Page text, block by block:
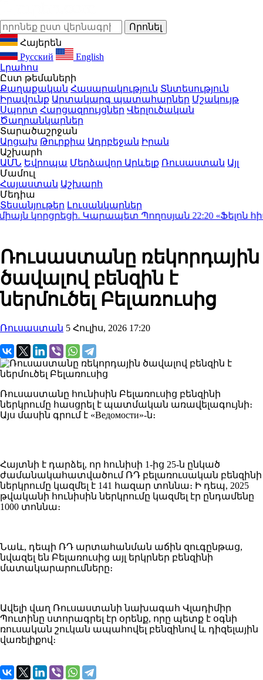
Հայերեն
Русский
English
Լրահոս
Ըստ թեմաների
Քաղաքական Հասարակություն Տնտեսություն
Իրավունք Արտակարգ պատահարներ Մշակույթ
Սպորտ Հարցազրույցներ Վերլուծական
Ծաղրանկարներ
Տարածաշրջան
Արցախ Թուրքիա Ադրբեջան Իրան
Աշխարհ
ԱՄՆ Եվրոպա Մերձավոր Արևելք Ռուսաստան Այլ
Մամուլ
Հայաստան Աշխարհ
Մեդիա
Տեսանյութեր Լուսանկարներ
կորցրեցի. Կարապետ Պողոսյան22:20«Ֆելոն
Ռուսաստանը ռեկորդային
ծավալով բենզին է
ներմուծել Բելառուսից
Ռուսաստան 5 Հուլիս, 2026 17:20
Ռուսաստանը հունիսին Բելառուսից բենզինի
ներկրումը հասցրել է պատմական առավելագույնի։
Այս մասին գրում է «Ведомости»-ն։
Հայտնի է դարձել, որ հունիսի 1-ից 25-ն ընկած
ժամանակահատվածում ՌԴ բելառուսական բենզինի
ներկրումը կազմել է 141 հազար տոննա։ Ի դեպ, 2025
թվականի հունիսին ներկրումը կազմել էր ընդամենը
1000 տոննա։
Նաև, դեպի ՌԴ արտահանման աճին զուգընթաց,
նվազել են Բելառուսից այլ երկրներ բենզինի
մատակարարումները։
Ավելի վաղ Ռուսաստանի նախագահ Վլադիմիր
Պուտինը ստորագրել էր օրենք, որը պետք է օգնի
ռուսական շուկան ապահովել բենզինով և դիզելային
վառելիքով։